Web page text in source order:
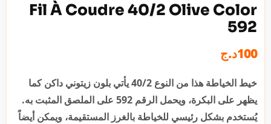
Fil À Coudre 40/2 Olive Color
592
100د.ج
خيط الخياطة هذا من النوع 40/2 يأتي بلون زيتوني داكن كما
يظهر على البكرة، ويحمل الرقم 592 على الملصق المثبت به.
يُستخدم بشكل رئيسي للخياطة بالغرز المستقيمة، ويمكن أيضاً